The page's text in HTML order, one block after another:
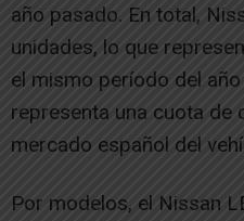
año pasado. En total,
unidades, lo que
el mismo período del
representa una cuota de
mercado español del
Por modelos, el Nissan